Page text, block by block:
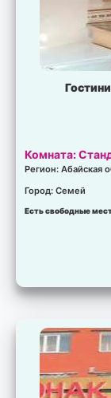
Комната:
Регион: Абайская
Город: Семей
Есть свободные